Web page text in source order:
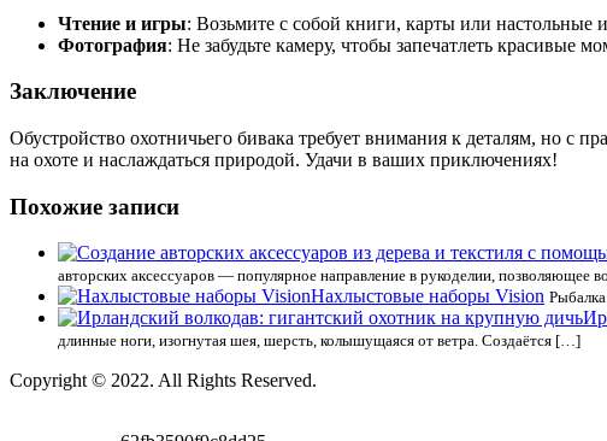
Чтение и игры: Возьмите с собой книги, карты или настольные
Фотография: Не забудьте камеру, чтобы запечатлеть красивые
Заключение
Обустройство охотничьего бивака требует внимания к деталям, но с
на охоте и наслаждаться природой. Удачи в ваших приключениях!
Похожие записи
авторских аксессуаров — популярное направление в рукоделии,
Нахлыстовые наборы Vision
длинные ноги, изогнутая шея, шерсть, колышущаяся от ветра. Создаётся […]
Copyright © 2022. All Rights Reserved.